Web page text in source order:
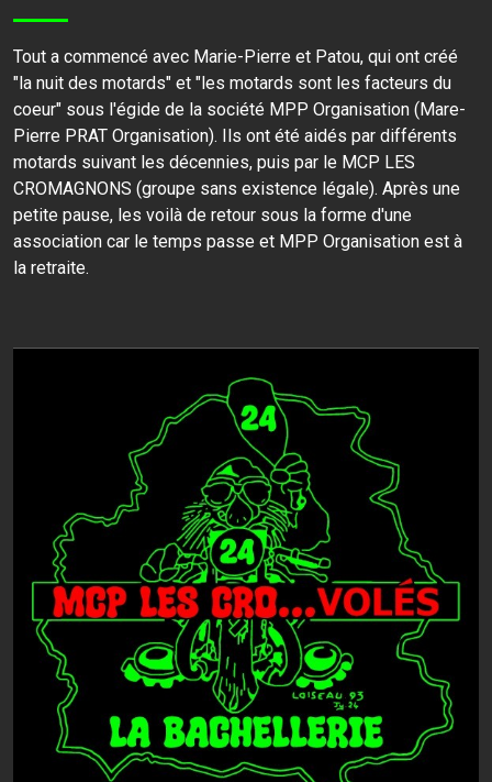
Tout a commencé avec Marie-Pierre et Patou, qui ont créé
"la nuit des motards" et "les motards sont les facteurs du
coeur" sous l'égide de la société MPP Organisation (Mare-
Pierre PRAT Organisation). Ils ont été aidés par différents
motards suivant les décennies, puis par le MCP LES
CROMAGNONS (groupe sans existence légale). Après une
petite pause, les voilà de retour sous la forme d'une
association car le temps passe et MPP Organisation est à
la retraite.